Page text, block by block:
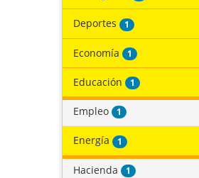
Deportes 1
Economía 1
Educación 1
Empleo 1
Energía 1
Hacienda 1